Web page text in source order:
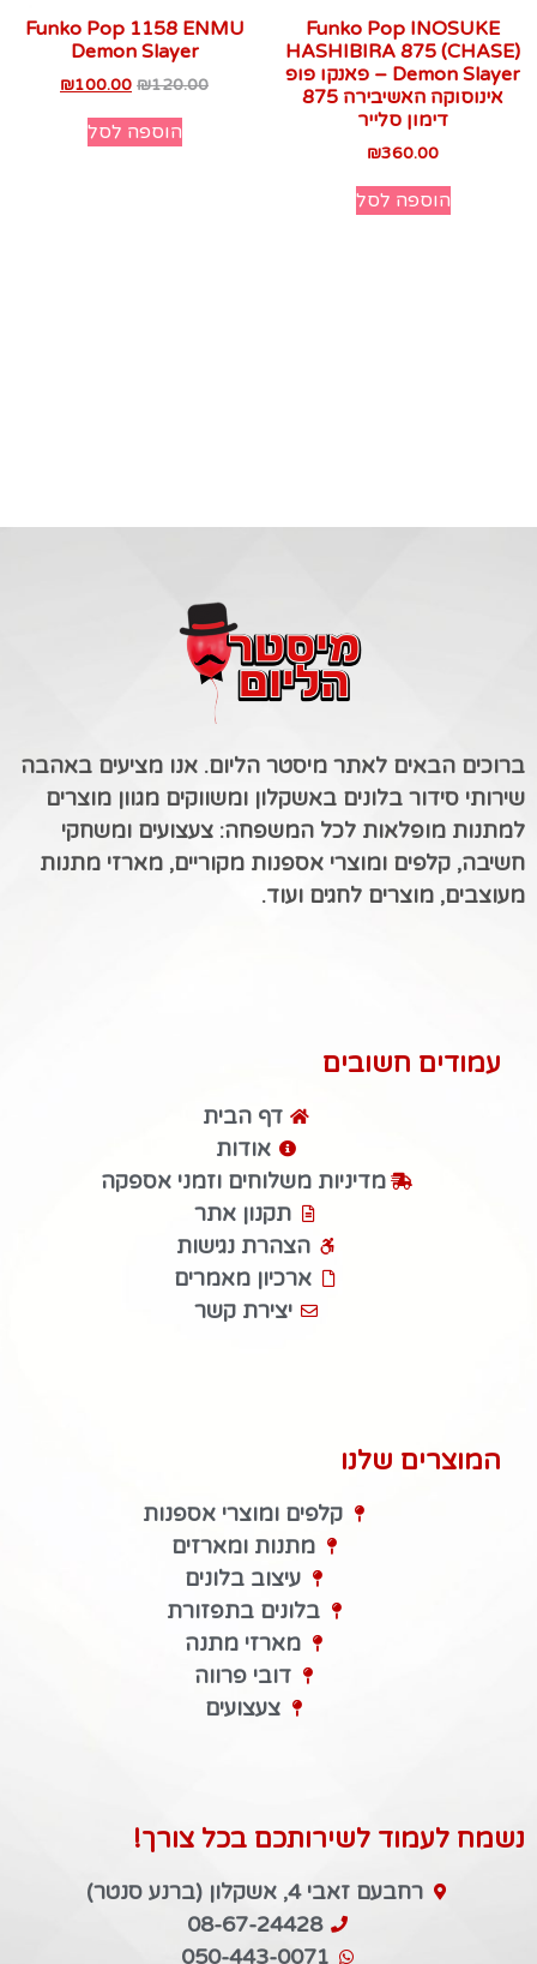
Funko Pop INOSUKE
HASHIBIRA 875 (CHASE)
Demon Slayer – פאנקו פופ
אינוסוקה האשיבירה 875
דימון סלייר
₪360.00
הוספה לסל
Funko Pop 1158 ENMU
Demon Slayer
₪120.00
₪100.00
הוספה לסל
ברוכים הבאים לאתר מיסטר הליום. אנו מציעים באהבה
שירותי סידור בלונים באשקלון ומשווקים מגוון מוצרים
למתנות מופלאות לכל המשפחה: צעצועים ומשחקי
חשיבה, קלפים ומוצרי אספנות מקוריים, מארזי מתנות
מעוצבים, מוצרים לחגים ועוד.
עמודים חשובים
דף הבית
אודות
מדיניות משלוחים וזמני אספקה
תקנון אתר
הצהרת נגישות
ארכיון מאמרים
יצירת קשר
המוצרים שלנו
קלפים ומוצרי אספנות
מתנות ומארזים
עיצוב בלונים
בלונים בתפזורת
מארזי מתנה
דובי פרווה
צעצועים
נשמח לעמוד לשירותכם בכל צורך!
רחבעם זאבי 4, אשקלון (ברנע סנטר)
08-67-24428
050-443-0071